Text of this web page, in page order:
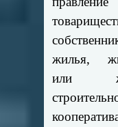
жилья,
или